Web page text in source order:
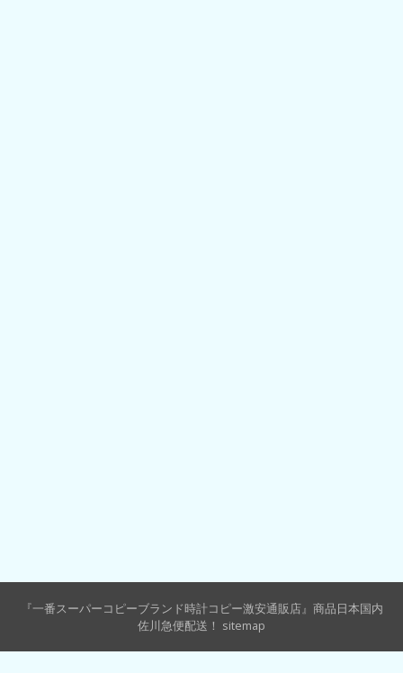
『一番スーパーコピーブランド時計コピー激安通販店』商品日本国内
佐川急便配送！ sitemap